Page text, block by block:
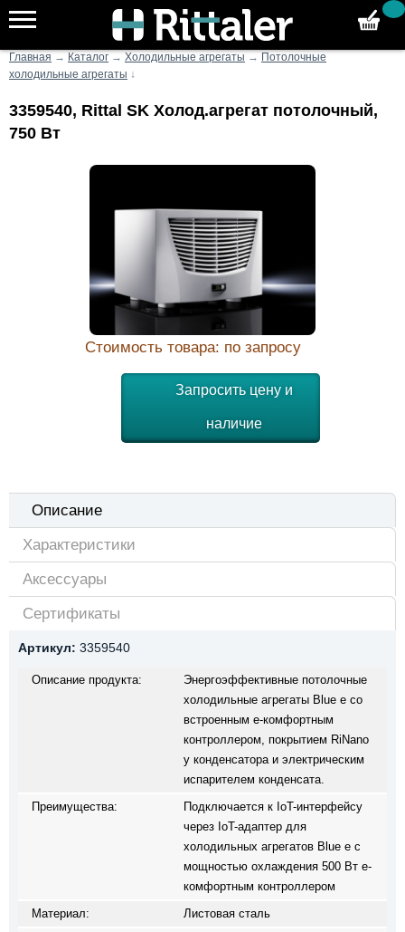
Главная → Каталог → Холодильные агрегаты →
Потолочные
холодильные агрегаты ↓
3359540, Rittal SK Холод.агрегат потолочный,
750 Вт
Стоимость товара: по запросу
Запросить цену и
наличие
Описание
Характеристики
Аксессуары
Сертификаты
Артикул: 3359540
Описание продукта:
Энергоэффективные потолочные
холодильные агрегаты Blue e со
встроенным e-комфортным
контроллером, покрытием RiNano
у конденсатора и электрическим
испарителем конденсата.
Преимущества:
Подключается к IoT-интерфейсу
через IoT-адаптер для
холодильных агрегатов Blue e с
мощностью охлаждения 500 Вт e-
комфортным контроллером
Материал:
Листовая сталь